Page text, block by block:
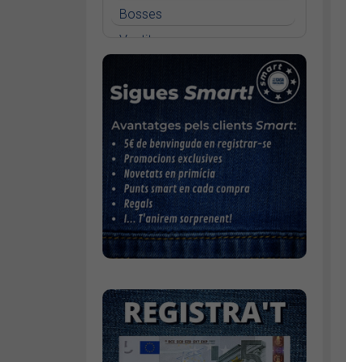
Only Blush medium waist flared
Only Sui slim
Bosses
Vestits
Jerseis
Jaquetes
Accessoris
Cinturons
Bufandes i mocadors
Calçat
Gavardina estiu home
Mitjons
Pana dona
Roba interior